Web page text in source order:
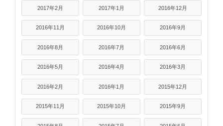
2017年2月 2017年1月 2016年12月
2016年11月 2016年10月 2016年9月
2016年8月 2016年7月 2016年6月
2016年5月 2016年4月 2016年3月
2016年2月 2016年1月 2015年12月
2015年11月 2015年10月 2015年9月